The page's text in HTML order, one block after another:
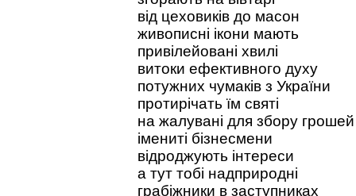
від цеховиків до масон
живописні ікони мають
привілейовані хвилі
витоки ефективного духу
потужних чумаків з України
протирічать їм святі
на жалувані для збору грошей
імениті бізнесмени
відроджують інтереси
а тут тобі надприродні
грабіжники в заступниках